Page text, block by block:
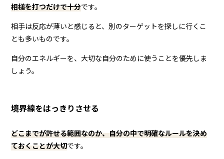
相槌を打つだけで十分です。
相手は反応が薄いと感じると、別のターゲットを探しに行くこ
とも多いものです。
自分のエネルギーを、大切な自分のために使うことを優先しま
しょう。
境界線をはっきりさせる
どこまでが許せる範囲なのか、自分の中で明確なルールを決め
ておくことが大切です。